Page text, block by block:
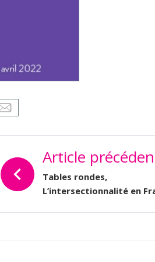
DE
L’ARTICLE
Article
Tables rondes,
L’intersectionnalité en